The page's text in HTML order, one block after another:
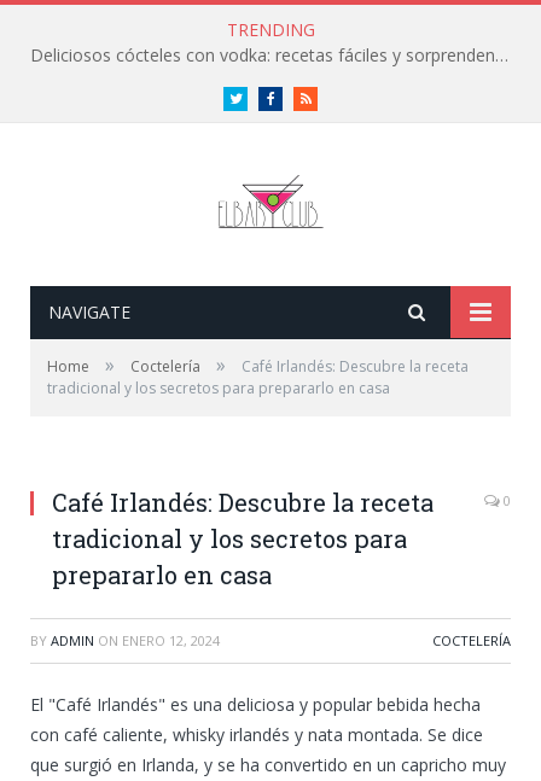
TRENDING
Deliciosos cócteles con vodka: recetas fáciles y sorprendentes
TwitterFacebookRSS
NAVIGATE
Home » Coctelería »
Café Irlandés: Descubre la receta
tradicional y los secretos para prepararlo en casa
Café Irlandés: Descubre la receta
tradicional y los secretos para
prepararlo en casa
0
BY ADMIN ON ENERO 12, 2024 COCTELERÍA
El "Café Irlandés" es una deliciosa y popular bebida hecha
con café caliente, whisky irlandés y nata montada. Se dice
que surgió en Irlanda, y se ha convertido en un capricho muy